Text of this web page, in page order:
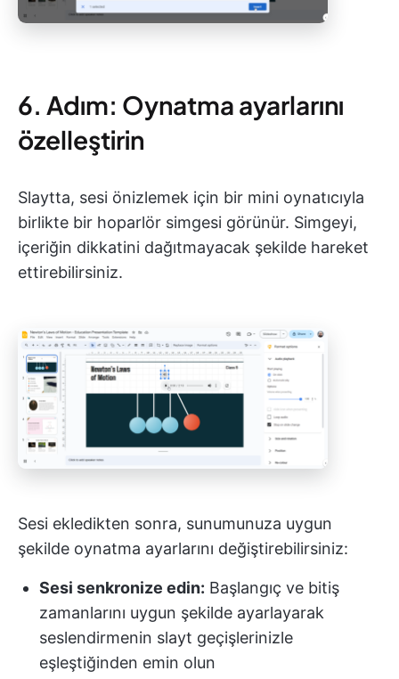
6. Adım: Oynatma ayarlarını
özelleştirin
Slaytta, sesi önizlemek için bir mini oynatıcıyla
birlikte bir hoparlör simgesi görünür. Simgeyi,
içeriğin dikkatini dağıtmayacak şekilde hareket
ettirebilirsiniz.
Sesi ekledikten sonra, sunumunuza uygun
şekilde oynatma ayarlarını değiştirebilirsiniz:
Sesi senkronize edin: Başlangıç ve bitiş
zamanlarını uygun şekilde ayarlayarak
seslendirmenin slayt geçişlerinizle
eşleştiğinden emin olun